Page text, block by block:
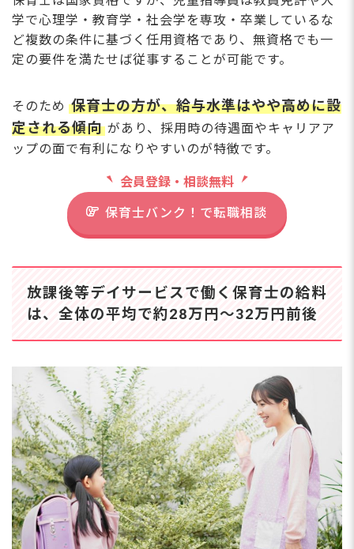
とは？ 障がいや発達上の特性がある子
どもに対し、その子の状態に
学で心理学・教育学・社会学を専攻・卒業しているな
ど複数の条件に基づく任用資格であり、無資格でも一
定の要件を満たせば従事することが可能です。
そのため 保育士の方が、給与水準はやや高めに設
定される傾向 があり、採用時の待遇面やキャリアア
ップの面で有利になりやすいのが特徴です。
会員登録・相談無料
保育士バンク！で転職相談
放課後等デイサービスで働く保育士の給料
は、全体の平均で約28万円～32万円前後